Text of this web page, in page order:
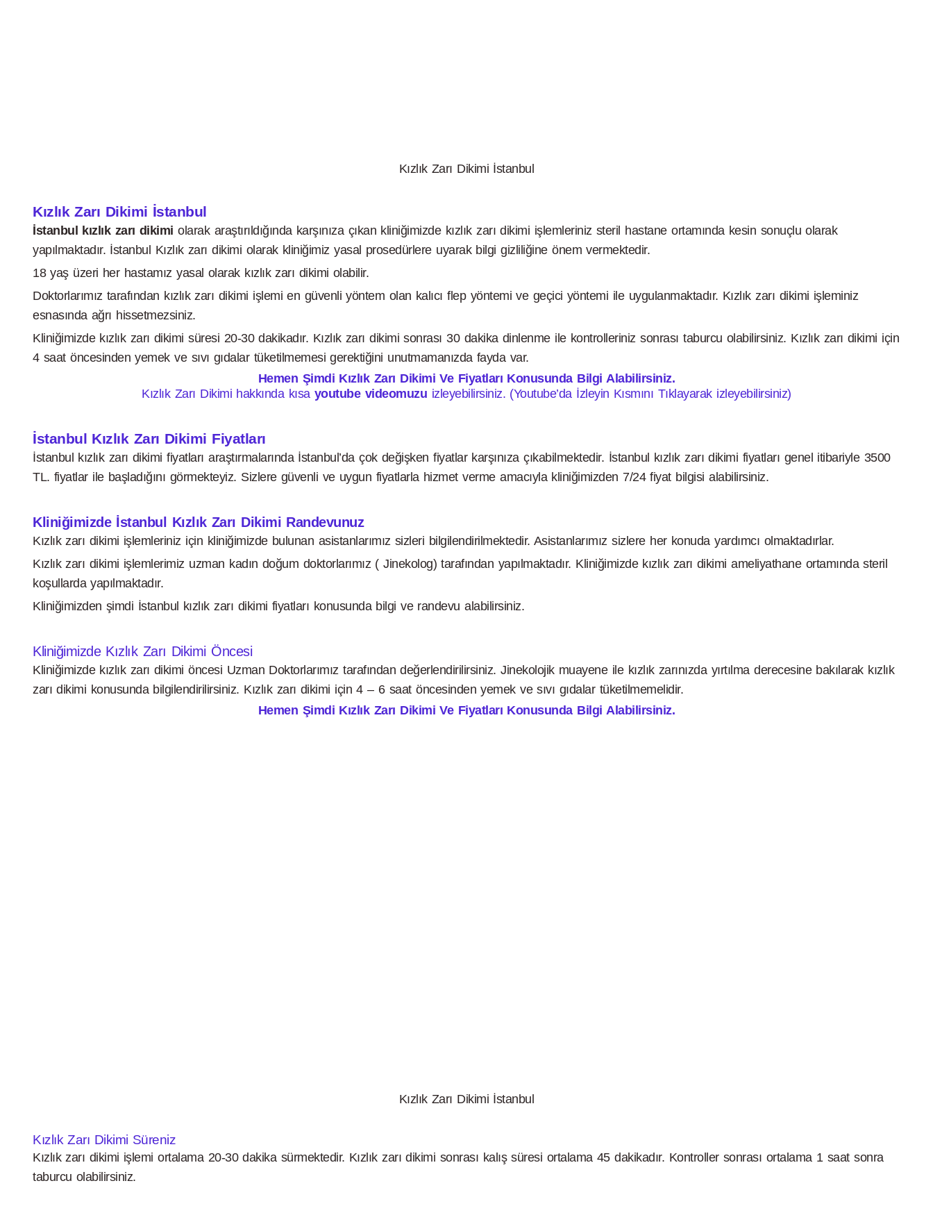
Kızlık Zarı Dikimi İstanbul
Kızlık Zarı Dikimi İstanbul
İstanbul kızlık zarı dikimi olarak araştırıldığında karşınıza çıkan kliniğimizde kızlık zarı dikimi işlemleriniz steril hastane ortamında kesin sonuçlu olarak
yapılmaktadır. İstanbul Kızlık zarı dikimi olarak kliniğimiz yasal prosedürlere uyarak bilgi gizliliğine önem vermektedir.
18 yaş üzeri her hastamız yasal olarak kızlık zarı dikimi olabilir.
Doktorlarımız tarafından kızlık zarı dikimi işlemi en güvenli yöntem olan kalıcı flep yöntemi ve geçici yöntemi ile uygulanmaktadır. Kızlık zarı dikimi işleminiz
esnasında ağrı hissetmezsiniz.
Kliniğimizde kızlık zarı dikimi süresi 20-30 dakikadır. Kızlık zarı dikimi sonrası 30 dakika dinlenme ile kontrolleriniz sonrası taburcu olabilirsiniz. Kızlık zarı dikimi için
4 saat öncesinden yemek ve sıvı gıdalar tüketilmemesi gerektiğini unutmamanızda fayda var.
Hemen Şimdi Kızlık Zarı Dikimi Ve Fiyatları Konusunda Bilgi Alabilirsiniz.
Kızlık Zarı Dikimi hakkında kısa youtube videomuzu izleyebilirsiniz. (Youtube’da İzleyin Kısmını Tıklayarak izleyebilirsiniz)
İstanbul Kızlık Zarı Dikimi Fiyatları
İstanbul kızlık zarı dikimi fiyatları araştırmalarında İstanbul’da çok değişken fiyatlar karşınıza çıkabilmektedir. İstanbul kızlık zarı dikimi fiyatları genel itibariyle 3500
TL. fiyatlar ile başladığını görmekteyiz. Sizlere güvenli ve uygun fiyatlarla hizmet verme amacıyla kliniğimizden 7/24 fiyat bilgisi alabilirsiniz.
Kliniğimizde İstanbul Kızlık Zarı Dikimi Randevunuz
Kızlık zarı dikimi işlemleriniz için kliniğimizde bulunan asistanlarımız sizleri bilgilendirilmektedir. Asistanlarımız sizlere her konuda yardımcı olmaktadırlar.
Kızlık zarı dikimi işlemlerimiz uzman kadın doğum doktorlarımız ( Jinekolog) tarafından yapılmaktadır. Kliniğimizde kızlık zarı dikimi ameliyathane ortamında steril
koşullarda yapılmaktadır.
Kliniğimizden şimdi İstanbul kızlık zarı dikimi fiyatları konusunda bilgi ve randevu alabilirsiniz.
Kliniğimizde Kızlık Zarı Dikimi Öncesi
Kliniğimizde kızlık zarı dikimi öncesi Uzman Doktorlarımız tarafından değerlendirilirsiniz. Jinekolojik muayene ile kızlık zarınızda yırtılma derecesine bakılarak kızlık
zarı dikimi konusunda bilgilendirilirsiniz. Kızlık zarı dikimi için 4 – 6 saat öncesinden yemek ve sıvı gıdalar tüketilmemelidir.
Hemen Şimdi Kızlık Zarı Dikimi Ve Fiyatları Konusunda Bilgi Alabilirsiniz.
Kızlık Zarı Dikimi İstanbul
Kızlık Zarı Dikimi Süreniz
Kızlık zarı dikimi işlemi ortalama 20-30 dakika sürmektedir. Kızlık zarı dikimi sonrası kalış süresi ortalama 45 dakikadır. Kontroller sonrası ortalama 1 saat sonra
taburcu olabilirsiniz.